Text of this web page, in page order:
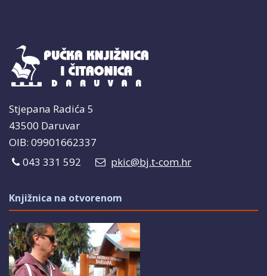
Stjepana Radića 5
43500 Daruvar
OIB: 09901662337
043 331 592
pkic@bj.t-com.hr
Knjižnica na otvorenom